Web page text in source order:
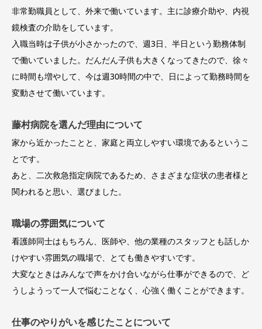
非常勤職員として、外来で働いています。主に診療介助や、内視
鏡検査の介助をしています。
入職当時は子供が小さかったので、週3日、半日という勤務体制
で働いていました。だんだん子供も大きくなってきたので、徐々
に時間も増やして、今は週30時間の中で、日によって勤務時間を
変動させて働いています。
藤村病院を選んだ理由について
家から近かったことと、家庭と両立しやすい環境であるというこ
とです。
あと、二次救急指定病院であるため、さまざまな症状の患者様と
関われると思い、選びました。
職場の雰囲気について
看護師同士はもちろん、医師や、他の業種のスタッフとも話しか
けやすい雰囲気の職場で、とても働きやすいです。
大変なときはみんなで声をかけ合いながら仕事ができるので、ど
うしようって一人で悩むことなく、心強く働くことができます。
仕事のやりがいを感じたことについて